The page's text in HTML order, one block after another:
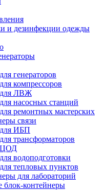
и дезинфекции одежды
генераторов
компрессоров
для ЛВЖ
насосных станций
ремонтных мастерских
связи
ИБП
трансформаторов
ЦОД
водоподготовки
тепловых пунктов
для лабораторий
блок-контейнеры